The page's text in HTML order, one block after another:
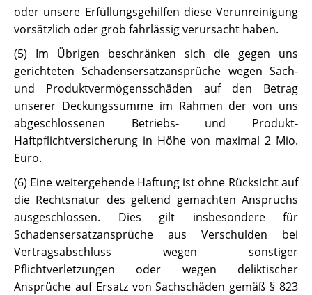
oder unsere Erfüllungsgehilfen diese Verunreinigung
vorsätzlich oder grob fahrlässig verursacht haben.
(5) Im Übrigen beschränken sich die gegen uns
gerichteten Schadensersatzansprüche wegen Sach-
und Produktvermögensschäden auf den Betrag
unserer Deckungssumme im Rahmen der von uns
abgeschlossenen Betriebs- und Produkt-
Haftpflichtversicherung in Höhe von maximal 2 Mio.
Euro.
(6) Eine weitergehende Haftung ist ohne Rücksicht auf
die Rechtsnatur des geltend gemachten Anspruchs
ausgeschlossen. Dies gilt insbesondere für
Schadensersatzansprüche aus Verschulden bei
Vertragsabschluss wegen sonstiger
Pflichtverletzungen oder wegen deliktischer
Ansprüche auf Ersatz von Sachschäden gemäß § 823